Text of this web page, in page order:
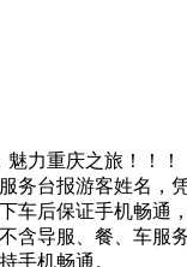
力重庆之旅！！！
务台报游客姓名，
车后保证手机畅通
含导服、餐、车服
手机畅通。